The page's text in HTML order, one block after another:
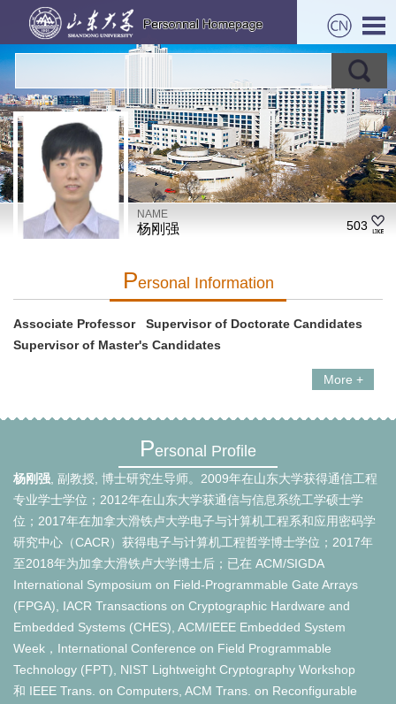
NAME
杨刚强 503
PErsonal Information
Associate Professor Supervisor of Doctorate Candidates
Supervisor of Master's Candidates
More +
Personal Profile
杨刚强 , 副教授, 博士研究生导师。2009年在山东大学获得通信工程
专业学士学位；2012年在山东大学获通信与信息系统工学硕士学
位；2017年在加拿大滑铁卢大学电子与计算机工程系和应用密码学
研究中心（CACR）获得电子与计算机工程哲学博士学位；2017年
至2018年为加拿大滑铁卢大学博士后；已在 ACM/SIGDA
International Symposium on Field-Programmable Gate Arrays
(FPGA), IACR Transactions on Cryptographic Hardware and
Embedded Systems (CHES), ACM/IEEE Embedded System
Week，International Conference on Field Programmable
Technology (FPT), NIST Lightweight Cryptography Workshop
和 IEEE Trans. on Computers, ACM Trans. on Reconfigurable